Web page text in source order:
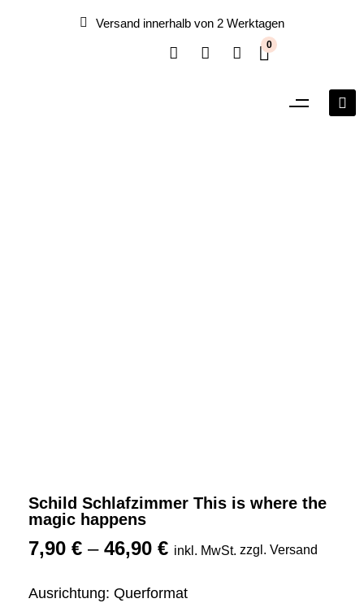
Versand innerhalb von 2 Werktagen
0
Schild Schlafzimmer This is where the
magic happens
7,90 € – 46,90 € inkl. MwSt. zzgl. Versand
Ausrichtung: Querformat